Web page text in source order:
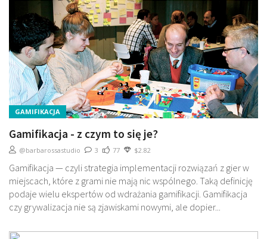
GAMIFIKACJA
Gamifikacja - z czym to się je?
@barbarossastudio 3 77 $2.82
Gamifikacja — czyli strategia implementacji rozwiązań z gier w
miejscach, które z grami nie mają nic wspólnego. Taką definicję
podaje wielu ekspertów od wdrażania gamifikacji. Gamifikacja
czy grywalizacja nie są zjawiskami nowymi, ale dopier...